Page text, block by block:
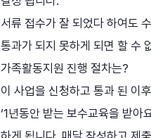
서류 접수가 잘 되었다 하여도
통과가 되지 못하게 되면 할 수
가족활동지원 진행 절차는?
이 사업을 신청하고 통과 된 이
‘1년동안 받는 보수교육을 받아